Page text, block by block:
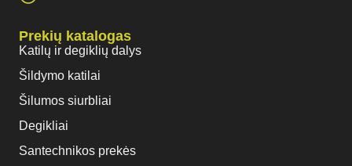
Prekių katalogas
Katilų ir degiklių dalys
Šildymo katilai
Šilumos siurbliai
Degikliai
Santechnikos prekės